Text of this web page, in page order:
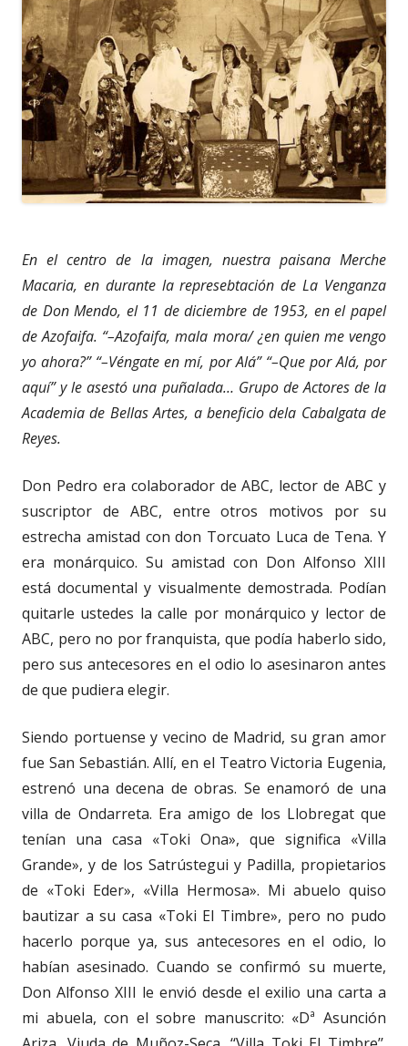
En el centro de la imagen, nuestra paisana Merche
Macaria, en durante la represebtación de La Venganza
de Don Mendo, el 11 de diciembre de 1953, en el papel
de Azofaifa. “–Azofaifa, mala mora/ ¿en quien me vengo
yo ahora?” “–Véngate en mí, por Alá” “–Que por Alá, por
aquí” y le asestó una puñalada… Grupo de Actores de la
Academia de Bellas Artes, a beneficio dela Cabalgata de
Reyes.
Don Pedro era colaborador de ABC, lector de ABC y
suscriptor de ABC, entre otros motivos por su
estrecha amistad con don Torcuato Luca de Tena. Y
era monárquico. Su amistad con Don Alfonso XIII
está documental y visualmente demostrada. Podían
quitarle ustedes la calle por monárquico y lector de
ABC, pero no por franquista, que podía haberlo sido,
pero sus antecesores en el odio lo asesinaron antes
de que pudiera elegir.
Siendo portuense y vecino de Madrid, su gran amor
fue San Sebastián. Allí, en el Teatro Victoria Eugenia,
estrenó una decena de obras. Se enamoró de una
villa de Ondarreta. Era amigo de los Llobregat que
tenían una casa «Toki Ona», que significa «Villa
Grande», y de los Satrústegui y Padilla, propietarios
de «Toki Eder», «Villa Hermosa». Mi abuelo quiso
bautizar a su casa «Toki El Timbre», pero no pudo
hacerlo porque ya, sus antecesores en el odio, lo
habían asesinado. Cuando se confirmó su muerte,
Don Alfonso XIII le envió desde el exilio una carta a
mi abuela, con el sobre manuscrito: «Dª Asunción